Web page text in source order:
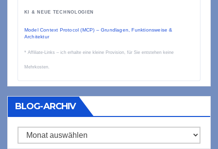
KI & NEUE TECHNOLOGIEN
Model Context Protocol (MCP) – Grundlagen, Funktionsweise &
Architektur
* Affiliate-Links – ich erhalte eine kleine Provision, für Sie entstehen keine
Mehrkosten.
BLOG-ARCHIV
Blog-